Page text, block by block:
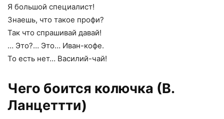
Я большой специалист!
Знаешь, что такое профи?
Так что спрашивай давай!
… Это?… Это… Иван-кофе.
То есть нет… Василий-чай!
Чего боится колючка (В.
Ланцеттти)